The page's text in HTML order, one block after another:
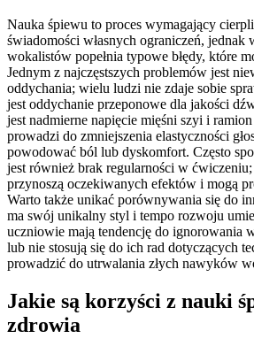
Nauka śpiewu to proces wymagający
świadomości własnych ograniczeń, jednak
wokalistów popełnia typowe błędy, które
Jednym z najczęstszych problemów jest
oddychania; wielu ludzi nie zdaje sobie
jest oddychanie przeponowe dla jakości
jest nadmierne napięcie mięśni szyi i
prowadzi do zmniejszenia elastyczności
powodować ból lub dyskomfort. Często
jest również brak regularności w
przynoszą oczekiwanych efektów i mogą
Warto także unikać porównywania się do
ma swój unikalny styl i tempo rozwoju
uczniowie mają tendencję do ignorowania
lub nie stosują się do ich rad dotyczących
prowadzić do utrwalania złych nawyków
Jakie są korzyści z nauki
zdrowia